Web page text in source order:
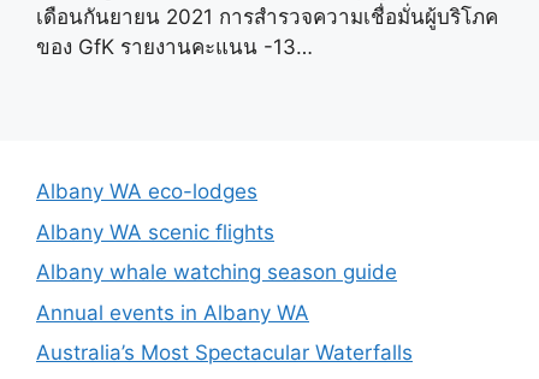
เดือนกันยายน 2021 การสํารวจความเชื่อมั่นผู้บริโภค
ของ GfK รายงานคะแนน -13…
Albany WA eco-lodges
Albany WA scenic flights
Albany whale watching season guide
Annual events in Albany WA
Australia’s Most Spectacular Waterfalls